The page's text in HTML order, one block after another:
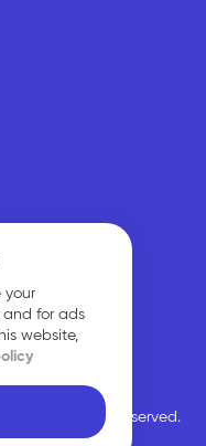
your
and for ads
website,
All rights reserved.